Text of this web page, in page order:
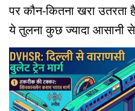
पर कौन-कितना खरा उतरता
ये तुलना कुछ ज्यादा आसानी